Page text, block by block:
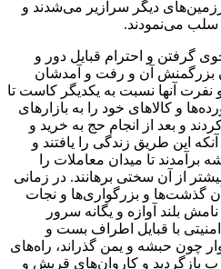
دیگر سرازیر می‌شدند و
سلب‌ می‌نمودند.
گرفتن‌ و احترام‌ قبایل دور و
بزرگمنش‌ ‌آن‌ و رفت‌ و آمدشان‌
آنها نسبت‌ ‌به‌ یکدیگر کاست‌ ‌تا‌
و کالاهای‌ ‌خود‌ ‌را‌ ‌به‌ بازارهای‌
و ‌بعد‌ ‌از‌ انجام‌ حج‌ ‌به‌ خرید و
‌این طریق‌ زندگی‌ ‌را‌ یافتند و
برآمدند ‌تا‌ میدان‌ معاملات‌ ‌را‌
‌از‌ ‌آن‌ سختی‌ برهانند. ‌در‌ زمانی‌
گذشت‌ها و بزرگواری‌ها و نجات‌
بلند آوازه و یگانه‌ سرور
‌با‌ قبایل اطراف‌ بست‌ و
چون‌ حبشه‌ و یمن‌ گذراند، راه‌های‌
بازگردید و کاروان‌های‌ قریش‌ و